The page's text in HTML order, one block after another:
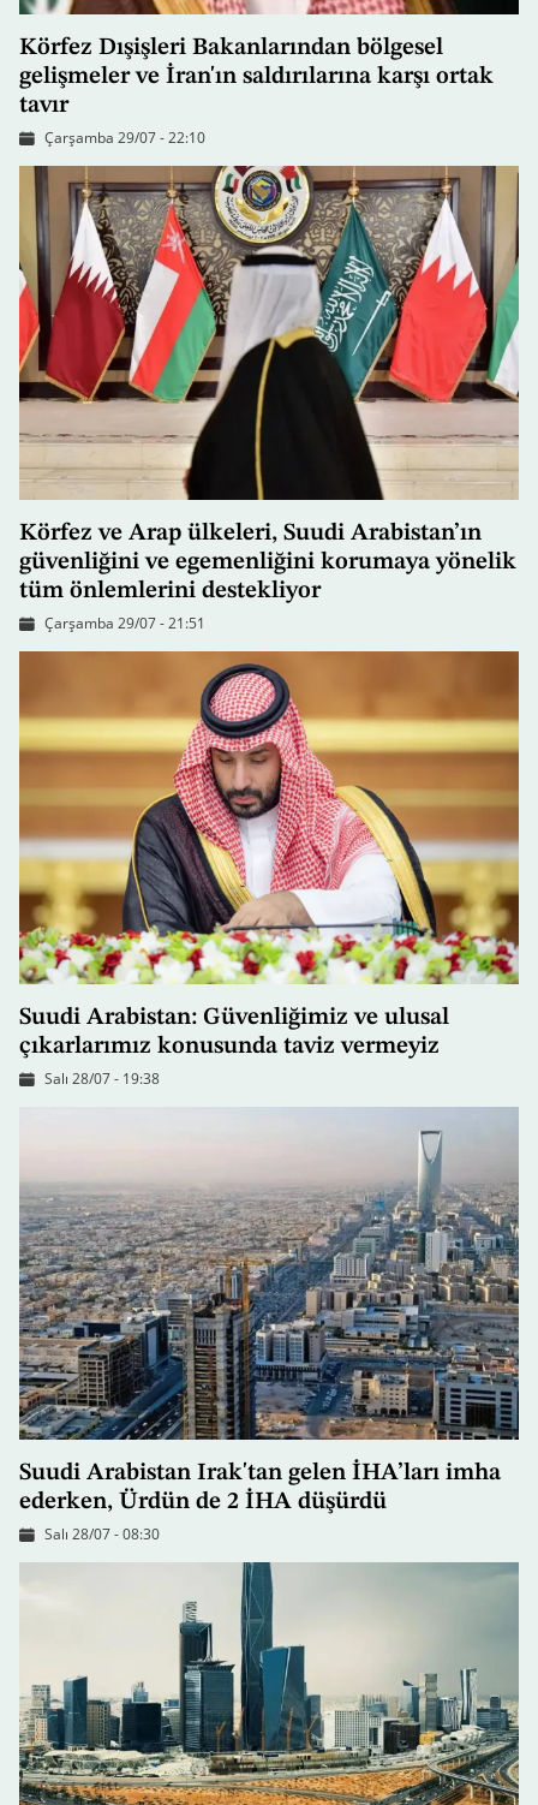
Körfez Dışişleri Bakanlarından bölgesel
gelişmeler ve İran'ın saldırılarına karşı ortak
tavır
Çarşamba 29/07 - 22:10
Körfez ve Arap ülkeleri, Suudi Arabistan’ın
güvenliğini ve egemenliğini korumaya yönelik
tüm önlemlerini destekliyor
Çarşamba 29/07 - 21:51
Suudi Arabistan: Güvenliğimiz ve ulusal
çıkarlarımız konusunda taviz vermeyiz
Salı 28/07 - 19:38
Suudi Arabistan Irak'tan gelen İHA’ları imha
ederken, Ürdün de 2 İHA düşürdü
Salı 28/07 - 08:30